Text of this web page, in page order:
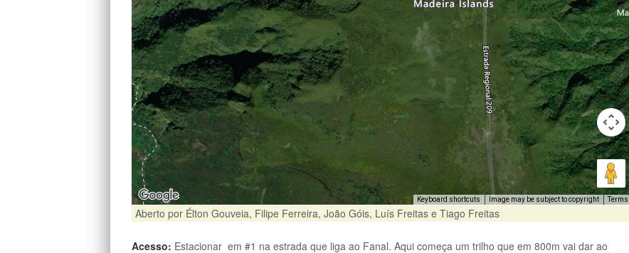
Keyboard shortcuts Image may be subject to copyright Terms
Aberto por Élton Gouveia, Filipe Ferreira, João Góis, Luís Freitas e Tiago Freitas
Acesso: Estacionar em #1 na estrada que liga ao Fanal. Aqui começa um trilho que em 800m vai dar ao